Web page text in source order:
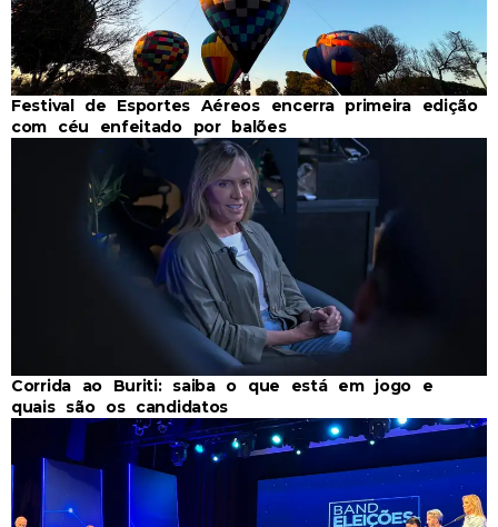
Festival de Esportes Aéreos encerra primeira edição
com céu enfeitado por balões
Corrida ao Buriti: saiba o que está em jogo e
quais são os candidatos